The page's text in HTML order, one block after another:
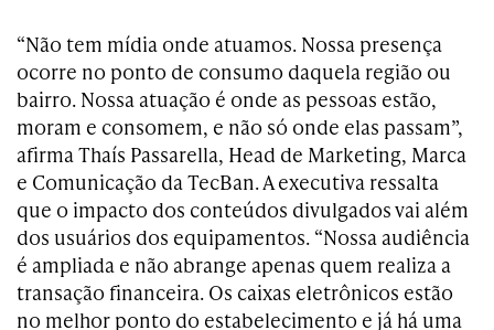
“Não tem mídia onde atuamos. Nossa presença
ocorre no ponto de consumo daquela região ou
bairro. Nossa atuação é onde as pessoas estão,
moram e consomem, e não só onde elas passam”,
afirma Thaís Passarella, Head de Marketing, Marca
e Comunicação da TecBan. A executiva ressalta
que o impacto dos conteúdos divulgados vai além
dos usuários dos equipamentos. “Nossa audiência
é ampliada e não abrange apenas quem realiza a
transação financeira. Os caixas eletrônicos estão
no melhor ponto do estabelecimento e já há uma